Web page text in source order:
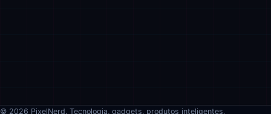
© 2026 PixelNerd. Tecnologia, gadgets, produtos inteligentes,